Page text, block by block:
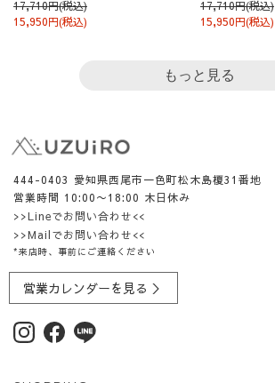
17,710円(税込)
15,950円(税込)
17,710円(税込)
15,950円(税込)
もっと見る
444-0403 愛知県西尾市一色町松木島榎31番地
営業時間 10:00〜18:00 木日休み
>>Lineでお問い合わせ<<
>>Mailでお問い合わせ<<
*来店時、事前にご連絡ください
営業カレンダーを見る ＞